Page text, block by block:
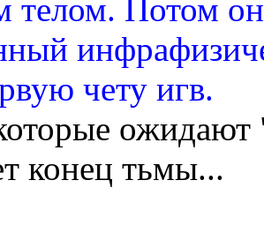
Потом
чету игв.
ожидают
конец тьмы...